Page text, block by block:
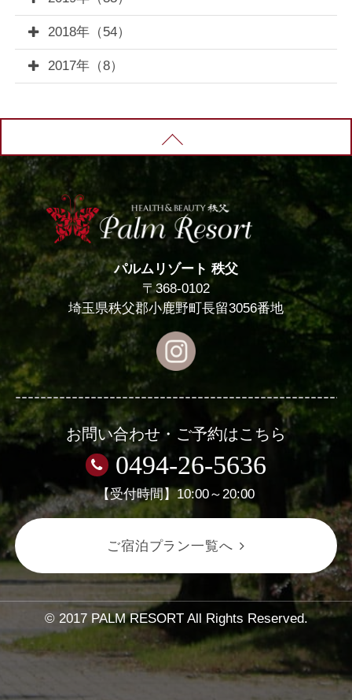
2018年（54）
2017年（8）
PAGE TOP
パルムリゾート 秩父
〒368-0102
埼玉県秩父郡小鹿野町長留3056番地
お問い合わせ・ご予約はこちら
0494-26-5636
【受付時間】10:00～20:00
ご宿泊プラン一覧へ
© 2017 PALM RESORT All Rights Reserved.